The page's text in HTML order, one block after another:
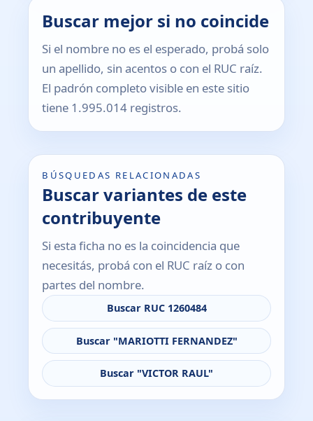
Buscar mejor si no coincide
Si el nombre no es el esperado, probá solo
un apellido, sin acentos o con el RUC raíz.
El padrón completo visible en este sitio
tiene 1.995.014 registros.
BÚSQUEDAS RELACIONADAS
Buscar variantes de este
contribuyente
Si esta ficha no es la coincidencia que
necesitás, probá con el RUC raíz o con
partes del nombre.
Buscar RUC 1260484
Buscar "MARIOTTI FERNANDEZ"
Buscar "VICTOR RAUL"